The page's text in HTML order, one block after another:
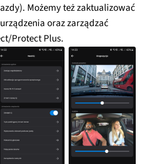
Możemy też zaktualizować
oraz zarządzać
Protect Plus.